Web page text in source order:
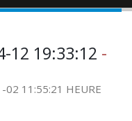
12 19:33:12 -
02 11:55:21 HEURE